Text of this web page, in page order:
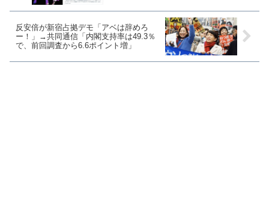
反安倍が新宿占拠デモ「アベは辞めろ
ー！」→共同通信「内閣支持率は49.3％
で、前回調査から6.6ポイント増」